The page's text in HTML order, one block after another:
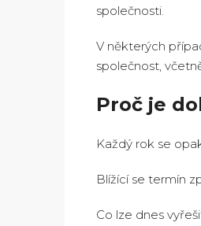
společnosti.
V některých
společnost,
Proč je
Každý rok se
Blížící se termín
Co lze dnes